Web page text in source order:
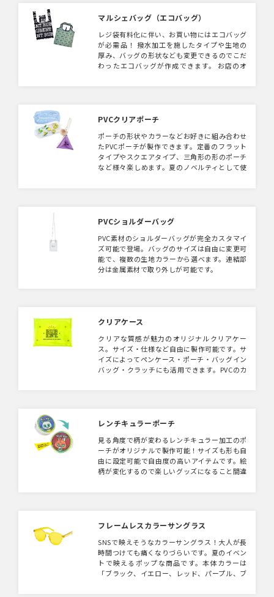
マルシェバッグ（エコバッグ）
レジ袋有料化に伴い、お買い物にはエコバッグ
が必需品！ 撥水加工を施したタイプや生地の
厚み、バッグの形状なども変更できるのでこだ
わったエコバッグが作成できます。 お店のオ
りますのでご注意ください
PVCクリアポーチ
ポーチの形状やカラーなどお好きに組み合わせ
たPVCポーチが製作できます。定番のフラット
タイプやスクエアタイプ、三角形の形のポーチ
など様々楽しめます。夏のノベルティとして使
PVCショルダーバッグ
PVC素材のショルダーバッグが完全カスタマイ
ズ可能で登場。バッグのサイズは自由に変更可
能で、複数の生地カラーから選べます。連結部
分は金属素材で取り外しが可能です。
クリアケース
クリアな質感が魅力のオリジナルクリアケー
ス。サイズ・仕様など自由に製作可能です。サ
イズによってペンケース・ポーチ・バッグイン
バッグ・クラッチにも活用できます。PVCのカ
レンチキュラーポーチ
見る角度で柄が変わるレンチキュラー加工のポ
ーチがオリジナルで製作可能！サイズも形も自
由に設定可能で自由度の高いアイテムです。絵
柄が変化するので楽しいグッズになること間違
フレームレスカラーサングラス
SNSで映えそうなカラーサングラス！大人が長
時間つけても痛くなりづらいです。夏のイベン
トで映えるポップな商品です。本体カラーは
「ブラック、イエロー、レッド、パープル、ブ